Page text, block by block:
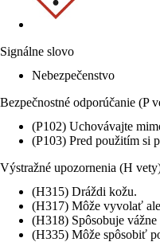
Signálne slovo
Nebezpečenstvo
Bezpečnostné odporúčanie (P
(P102) Uchovávajte
(P103) Pred použitím si
Výstražné upozornenia (H
(H315) Dráždi kožu.
(H317) Môže vyvolať
(H318) Spôsobuje
(H335) Môže spôsobiť